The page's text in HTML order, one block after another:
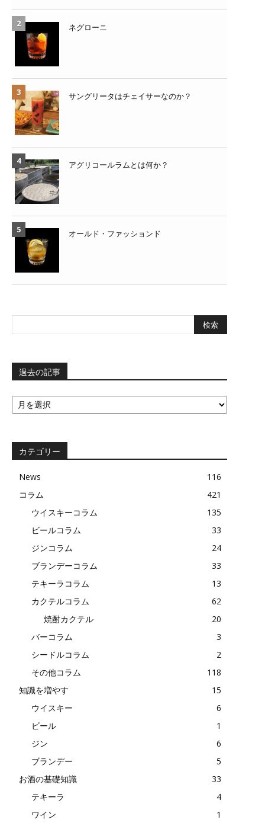
ネグローニ
サングリータはチェイサーなのか？
アグリコールラムとは何か？
オールド・ファッションド
過去の記事
過
去
事
カテゴリー
News
116
コラム
421
ウイスキーコラム
135
ビールコラム
33
ジンコラム
24
ブランデーコラム
33
テキーラコラム
13
カクテルコラム
62
焼酎カクテル
20
バーコラム
3
シードルコラム
2
その他コラム
118
知識を増やす
15
ウイスキー
6
ビール
1
ジン
6
ブランデー
5
お酒の基礎知識
33
テキーラ
4
ワイン
1